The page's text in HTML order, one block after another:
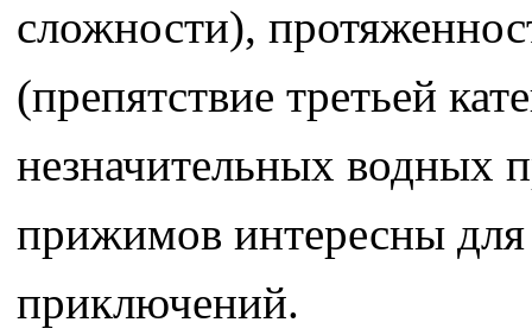
сложности),
(препятствие третьей
незначительных водных
прижимов интересны
приключений.